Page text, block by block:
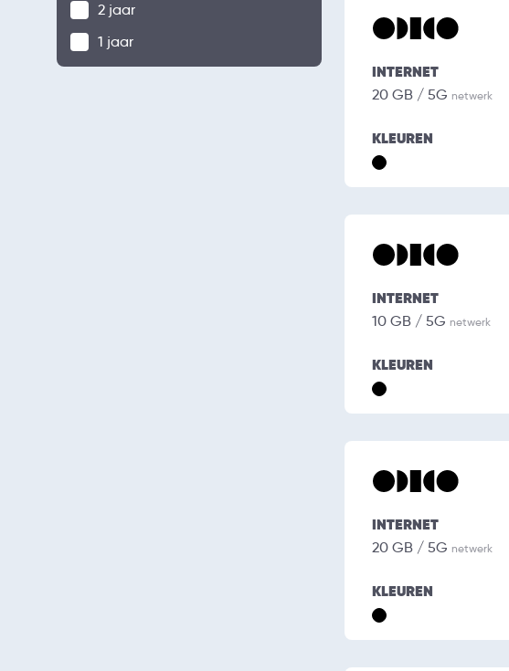
2 jaar
1 jaar
INTERNET
20 GB / 5G netwerk
KLEUREN
INTERNET
10 GB / 5G netwerk
KLEUREN
INTERNET
20 GB / 5G netwerk
KLEUREN